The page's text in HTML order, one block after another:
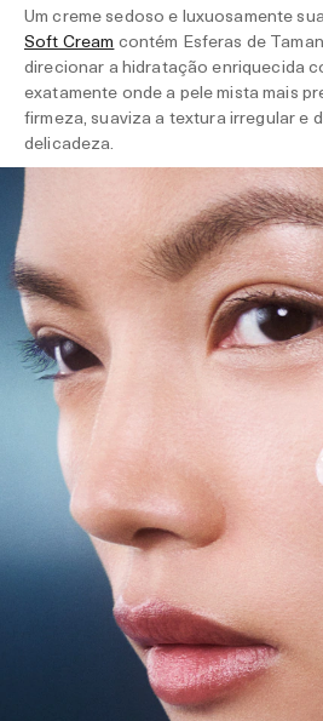
Um creme sedoso e luxuosamente
Soft Cream contém Esferas de
direcionar a hidratação enriquecida
exatamente onde a pele mista mais
firmeza, suaviza a textura irregular e
delicadeza.